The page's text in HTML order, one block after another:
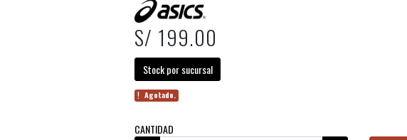
S/ 199.00
Stock por sucursal
Agotado.
CANTIDAD